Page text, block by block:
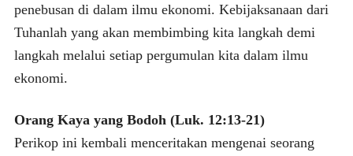
penebusan di dalam ilmu ekonomi. Kebijaksanaan dari
Tuhanlah yang akan membimbing kita langkah demi
langkah melalui setiap pergumulan kita dalam ilmu
ekonomi.
Orang Kaya yang Bodoh (Luk. 12:13-21)
Perikop ini kembali menceritakan mengenai seorang